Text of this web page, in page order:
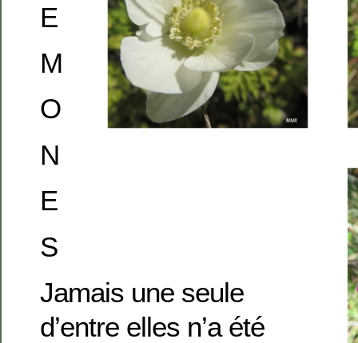
E
M
O
N
E
S
Jamais une seule
d’entre elles n’a été